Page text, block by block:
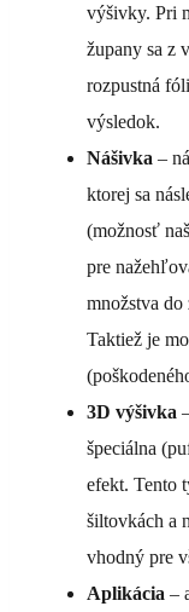
výšivky. Pri
župany sa z
rozpustná
výsledok.
Nášivka –
ktorej sa
(možnosť
pre
množstva do
Taktiež je
3D výšivka
špeciálna
efekt. Tento
šiltovkách a
vhodný pre
Aplikácia –